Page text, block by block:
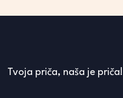
Tvoja priča, naša je priča!